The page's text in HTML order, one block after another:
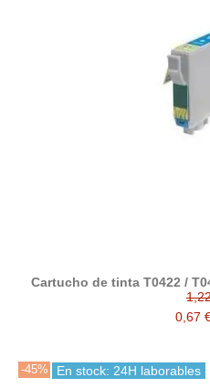
Cartucho de tinta T0422 /
0,67
-45% En stock: 24H laborables